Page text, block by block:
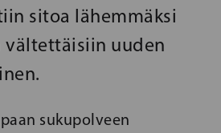
sitoa lähemmäksi
uuden
sukupolveen